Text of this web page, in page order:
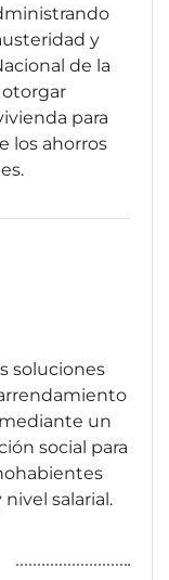
y
de la
otorgar
para
los ahorros
soluciones
un
social para
salarial.